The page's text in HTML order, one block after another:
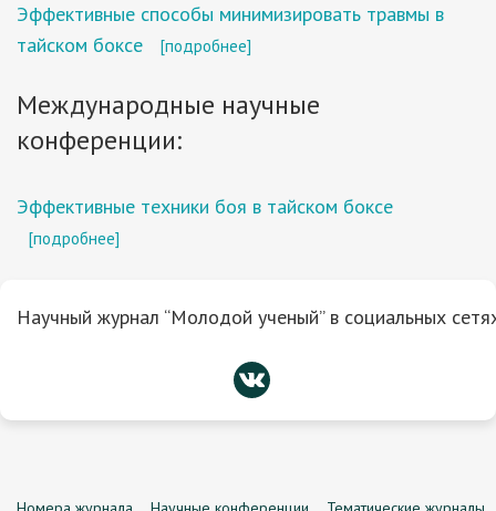
Эффективные способы минимизировать травмы в
тайском боксе
[подробнее]
Международные научные
конференции:
Эффективные техники боя в тайском боксе
[подробнее]
Научный журнал “Молодой ученый” в социальных